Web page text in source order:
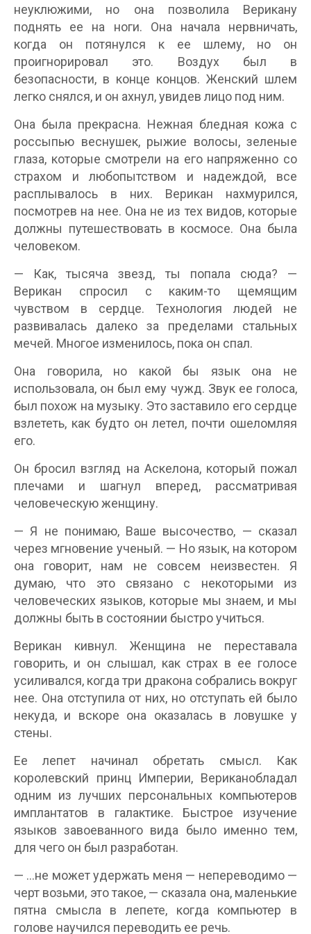
неуклюжими, но она позволила Верикану
поднять ее на ноги. Она начала нервничать,
когда он потянулся к ее шлему, но он
проигнорировал это. Воздух был в
безопасности, в конце концов. Женский шлем
легко снялся, и он ахнул, увидев лицо под ним.
Она была прекрасна. Нежная бледная кожа с
россыпью веснушек, рыжие волосы, зеленые
глаза, которые смотрели на его напряженно со
страхом и любопытством и надеждой, все
расплывалось в них. Верикан нахмурился,
посмотрев на нее. Она не из тех видов, которые
должны путешествовать в космосе. Она была
человеком.
— Как, тысяча звезд, ты попала сюда? —
Верикан спросил с каким-то щемящим
чувством в сердце. Технология людей не
развивалась далеко за пределами стальных
мечей. Многое изменилось, пока он спал.
Она говорила, но какой бы язык она не
использовала, он был ему чужд. Звук ее голоса,
был похож на музыку. Это заставило его сердце
взлететь, как будто он летел, почти ошеломляя
его.
Он бросил взгляд на Аскелона, который пожал
плечами и шагнул вперед, рассматривая
человеческую женщину.
— Я не понимаю, Ваше высочество, — сказал
через мгновение ученый. — Но язык, на котором
она говорит, нам не совсем неизвестен. Я
думаю, что это связано с некоторыми из
человеческих языков, которые мы знаем, и мы
должны быть в состоянии быстро учиться.
Верикан кивнул. Женщина не переставала
говорить, и он слышал, как страх в ее голосе
усиливался, когда три дракона собрались вокруг
нее. Она отступила от них, но отступать ей было
некуда, и вскоре она оказалась в ловушке у
стены.
Ее лепет начинал обретать смысл. Как
королевский принц Империи, Вериканобладал
одним из лучших персональных компьютеров
имплантатов в галактике. Быстрое изучение
языков завоеванного вида было именно тем,
для чего он был разработан.
— …не может удержать меня — непереводимо —
черт возьми, это такое, — сказала она, маленькие
пятна смысла в лепете, когда компьютер в
голове научился переводить ее речь.